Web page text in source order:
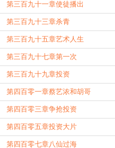
第三百九十一章使徒播出
第三百九十三章杀青
第三百九十五章艺术人生
第三百九十七章第一次
第三百九十九章投资
第四百零一章蔡艺浓和胡哥
第四百零三章争抢投资
第四百零五章投资大片
第四百零七章八仙过海